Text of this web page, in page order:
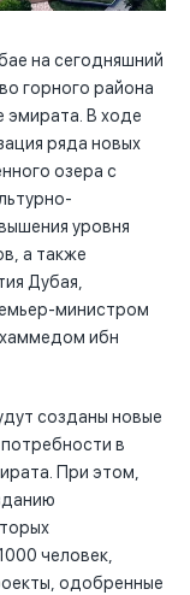
на сегодняшний
горного района
эмирата. В ходе
ряда новых
озера с
уровня
а также
Дубая,
министром
ибн
созданы новые
в
При этом,
человек,
одобренные